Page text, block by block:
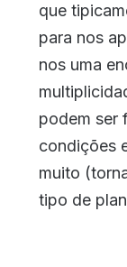
que
para nos
nos uma
podem ser
condições
muito
tipo de